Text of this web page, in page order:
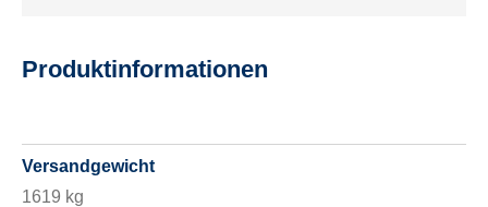
Produktinformationen
Versandgewicht
1619 kg